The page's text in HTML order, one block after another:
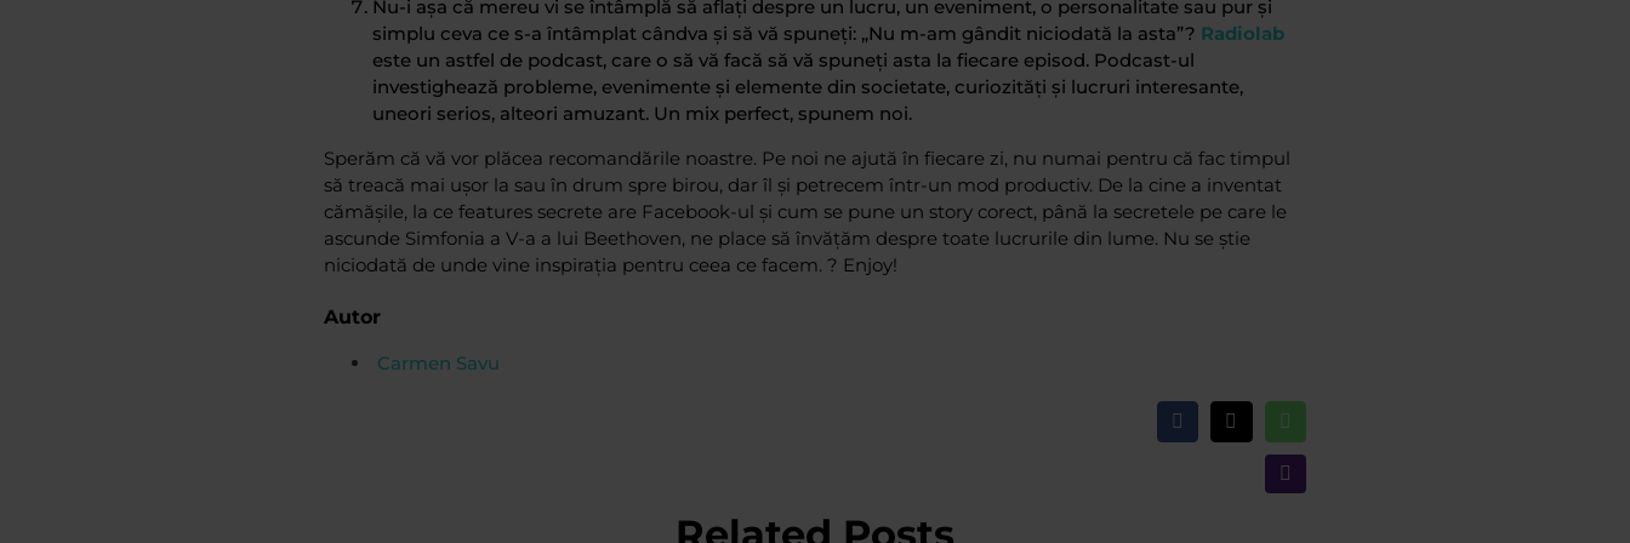
Nu-i așa că mereu vi se întâmplă să aflați despre un lucru, un eveniment, o personalitate sau pur și
simplu ceva ce s-a întâmplat cândva și să vă spuneți: „Nu m-am gândit niciodată la asta”? Radiolab
este un astfel de podcast, care o să vă facă să vă spuneți asta la fiecare episod. Podcast-ul
investighează probleme, evenimente și elemente din societate, curiozități și lucruri interesante,
uneori serios, alteori amuzant. Un mix perfect, spunem noi.
Sperăm că vă vor plăcea recomandările noastre. Pe noi ne ajută în fiecare zi, nu numai pentru că fac timpul
să treacă mai ușor la sau în drum spre birou, dar îl și petrecem într-un mod productiv. De la cine a inventat
cămășile, la ce features secrete are Facebook-ul și cum se pune un story corect, până la secretele pe care le
ascunde Simfonia a V-a a lui Beethoven, ne place să învățăm despre toate lucrurile din lume. Nu se știe
niciodată de unde vine inspirația pentru ceea ce facem. ? Enjoy!
Autor
Carmen Savu
Facebook
X WhatsApp
Email
Related Posts